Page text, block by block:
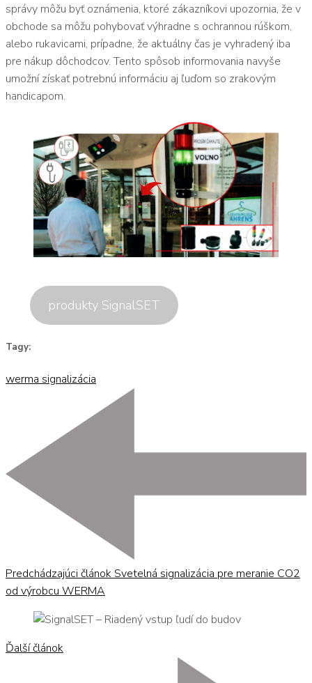
správy môžu byť oznámenia, ktoré zákazníkovi upozornia, že v
obchode sa môžu pohybovať výhradne s ochrannou rúškom,
alebo rukavicami, prípadne, že aktuálny čas je vyhradený iba
pre nákup dôchodcov. Tento spôsob informovania navyše
umožní získať potrebnú informáciu aj ľuďom so zrakovým
handicapom.
produkty SignalSET
Tagy:
werma signalizácia
článku
Predchádzajúci článokSvetelná signalizácia pre meranie CO2
od výrobcu WERMA
Ďalší článok